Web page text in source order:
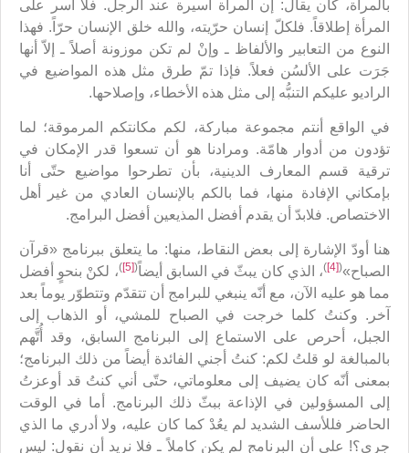
بالمرأة، كأن يقال: إن المرأة أسيرة عند الرجل. فلا أسر على
المرأة إطلاقاً. فلكلّ إنسان حرّيته، والله خلق الإنسان حرّاً. فهذا
النوع من التعابير والألفاظ ـ وإنْ لم تكن موزونة أصلاً ـ إلاّ أنها
جَرَت على الألسُن فعلاً. فإذا تمّ طرق مثل هذه المواضيع في
الراديو عليكم التنبُّه إلى مثل هذه الأخطاء، وإصلاحها.
في الواقع أنتم مجموعة مباركة، لكم مكانتكم المرموقة؛ لما
تؤدون من أدوار هامّة. ومرادنا هو أن تسعوا قدر الإمكان في
ترقية قسم المعارف الدينية، بأن تطرحوا مواضيع حتّى أنا
بإمكاني الإفادة منها، فما بالكم بالإنسان العادي من غير أهل
الاختصاص. فلابدّ أن يقدم أفضل المذيعين أفضل البرامج.
هنا أودّ الإشارة إلى بعض النقاط، منها: ما يتعلق ببرنامج «قرآن
الصباح»(
[4]
)، الذي كان يبثّ في السابق أيضاً(
[5]
)، لكنْ بنحوٍ أفضل
مما هو عليه الآن، مع أنّه ينبغي للبرامج أن تتقدّم وتتطوّر يوماً بعد
آخر. وكنتُ كلما خرجت في الصباح للمشي، أو الذهاب إلى
الجبل، أحرص على الاستماع إلى البرنامج السابق، وقد أُتَّهم
بالمبالغة لو قلتُ لكم: كنتُ أجني الفائدة أيضاً من ذلك البرنامج؛
بمعنى أنّه كان يضيف إلى معلوماتي، حتّى أني كنتُ قد أوعزتُ
إلى المسؤولين في الإذاعة ببثّ ذلك البرنامج. أما في الوقت
الحاضر فللأسف الشديد لم يعُدْ كما كان عليه، ولا أدري ما الذي
جرى؟! على أن البرنامج لم يكن كاملاً ـ فلا نريد أن نقول: ليس